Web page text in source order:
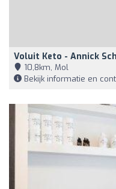
Voluit Keto - Annick
10,8km, Mol
Bekijk informatie en